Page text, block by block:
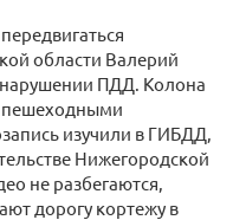
области Валерий
ПДД. Колона
пешеходными
изучили в ГИБДД,
Нижегородской
не разбегаются,
дорогу кортежу в